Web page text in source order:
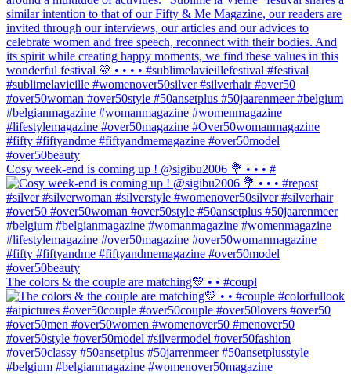
Cosy week-end is coming up ! @sigibu2006 💐 • • • #
The colors & the couple are matching💛 • • #coupl